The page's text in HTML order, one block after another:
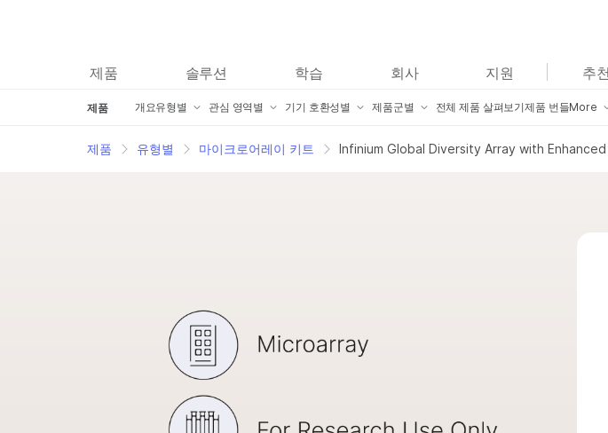
제품 솔루션 학습 회사 지원 추
제품 개요유형별
시퀀싱 키트
액세서리 제품
서비스 및 교육 제품
Informatics 제품
관심 영역별
암 연구 제품
생식 보건 제품
기기 호환성별
iScan 제품
NextSeq 500 및 NextSeq 550 제품
제품군별
AmpliSeq for Illumina
전체 제품 살펴보기제품 번들More
제
제품개요유형별
시퀀싱 키트
액세서리 제품
서비스 및 교육 제품
Informatics 제품
관심 영역별
암 연구 제품
생식 보건 제품
기기 호환성별
iScan 제품
NextSeq 500 및 NextSeq 550 제품
제품 유형별 마이크로어레이 키트 Infinium Global Diversity Array with Enhanced
보다 관련성이 높은 콘텐츠를
관심 분야를 선택해 주세요:
암 연구
농업유전체학 연구